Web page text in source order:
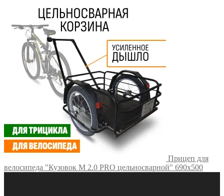
Прицеп для
велосипеда "Кузовок M 2.0 PRO цельносварной" 690х500